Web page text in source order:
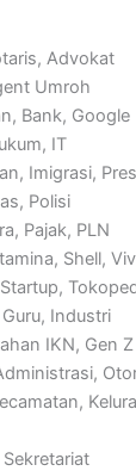
Advokat
Umroh
Bank, Google
IT
Imigrasi,
Polisi
Pajak, PLN
Shell,
Industri
IKN, Gen Z